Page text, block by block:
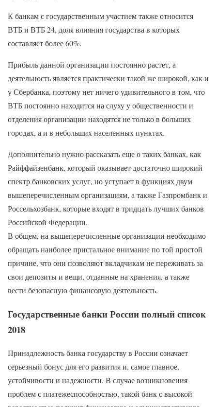
К банкам с государственным участием также относится
ВТБ и ВТБ 24, доля влияния государства в которых
составляет более 60%.
Прибыль данной организации постоянно растет, а
деятельность является практически такой же широкой, как и
у Сбербанка, поэтому нет ничего удивительного в том, что
ВТБ постоянно находится на слуху у общественности и
отделения организации находятся не только в больших
городах, а и в небольших населенных пунктах.
Дополнительно нужно рассказать еще о таких банках, как
Райффайзенбанк, который оказывает достаточно широкий
спектр банковских услуг, но уступает в функциях двум
вышеперечисленным организациям, а также Газпромбанк и
Россельхозбанк, которые входят в тридцать лучших банков
Российской Федерации.
В общем, на вышеперечисленные организации необходимо
обращать наиболее пристальное внимание по той простой
причине, что они позволяют вкладчикам не переживать за
свои депозиты и вещи, отданные на хранения, а также
вести безопасную финансовую деятельность.
Государственные банки России полный список
2018
Принадлежность банка государству в России означает
серьезный бонус для его развития и, самое главное,
устойчивости и надежности. В случае возникновения
проблем с платежеспособностью, такой банк с высокой